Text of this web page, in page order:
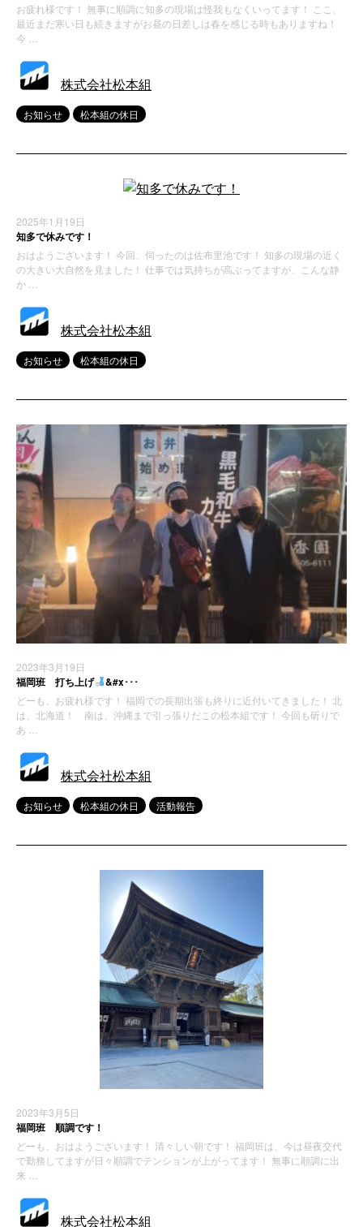
お疲れ様です！ 無事に順調に知多の現場は怪我もなくいってます！ ここ、
最近まだ寒い日も続きますがお昼の日差しは春を感じる時もありますね！
今 …
株式会社松本組
お知らせ 松本組の休日
2025年1月19日
知多で休みです！
おはようございます！ 今回、伺ったのは佐布里池です！ 知多の現場の近く
の大きい大自然を見ました！ 仕事では気持ちが高ぶってますが、こんな静
か …
株式会社松本組
お知らせ 松本組の休日
2023年3月19日
福岡班 打ち上げ &#x･･･
どーも、お疲れ様です！ 福岡での長期出張も終りに近付いてきました！ 北
は、北海道！ 南は、沖縄まで引っ張りだこの松本組です！ 今回も斫りで
あ …
株式会社松本組
お知らせ 松本組の休日 活動報告
2023年3月5日
福岡班 順調です！
どーも、おはようございます！ 清々しい朝です！ 福岡班は、今は昼夜交代
で勤務してますが日々順調でテンションが上がってます！ 無事に順調に出
来 …
株式会社松本組